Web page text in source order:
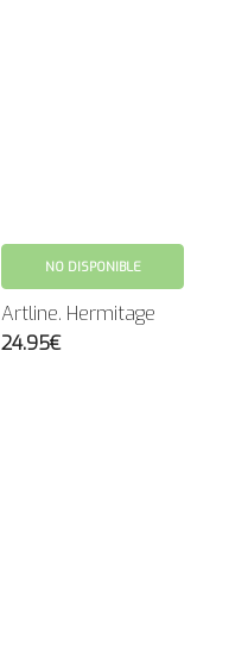
NO DISPONIBLE
Artline. Hermitage
24.95€